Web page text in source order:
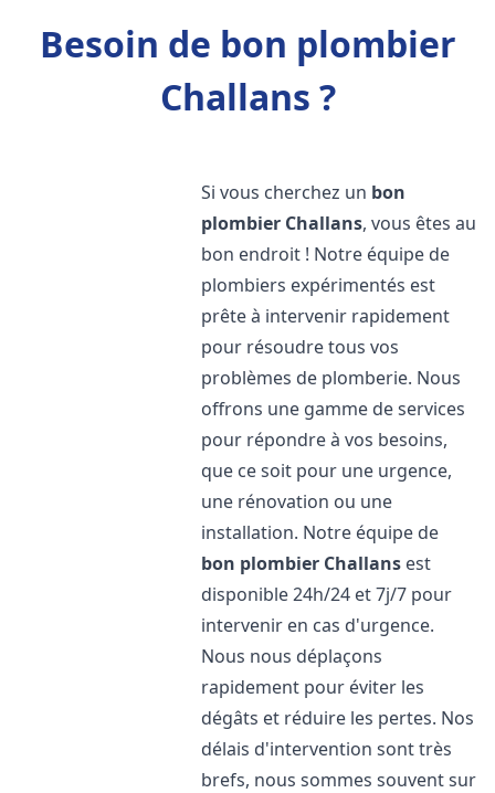
Besoin de bon plombier
Challans ?
Si vous cherchez un bon
plombier Challans, vous êtes au
bon endroit ! Notre équipe de
plombiers expérimentés est
prête à intervenir rapidement
pour résoudre tous vos
problèmes de plomberie. Nous
offrons une gamme de services
pour répondre à vos besoins,
que ce soit pour une urgence,
une rénovation ou une
installation. Notre équipe de
bon plombier Challans est
disponible 24h/24 et 7j/7 pour
intervenir en cas d'urgence.
Nous nous déplaçons
rapidement pour éviter les
dégâts et réduire les pertes. Nos
délais d'intervention sont très
brefs, nous sommes souvent sur